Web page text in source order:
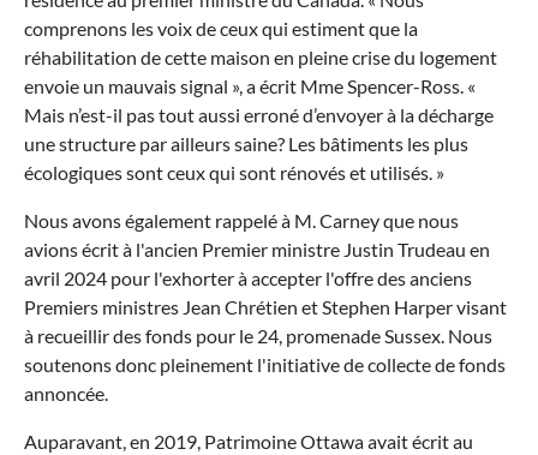
comprenons les voix de ceux qui estiment que la
réhabilitation de cette maison en pleine crise du logement
envoie un mauvais signal », a écrit Mme Spencer-Ross. «
Mais n’est-il pas tout aussi erroné d’envoyer à la décharge
une structure par ailleurs saine? Les bâtiments les plus
écologiques sont ceux qui sont rénovés et utilisés. »
Nous avons également rappelé à M. Carney que nous
avions écrit à l'ancien Premier ministre Justin Trudeau en
avril 2024 pour l'exhorter à accepter l'offre des anciens
Premiers ministres Jean Chrétien et Stephen Harper visant
à recueillir des fonds pour le 24, promenade Sussex. Nous
soutenons donc pleinement l'initiative de collecte de fonds
annoncée.
Auparavant, en 2019, Patrimoine Ottawa avait écrit au